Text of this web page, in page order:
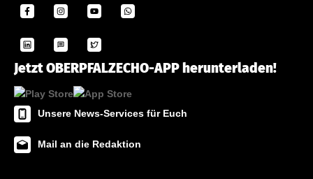
Jetzt OBERPFALZECHO-APP herunterladen!
Unsere News-Services für Euch
Mail an die Redaktion